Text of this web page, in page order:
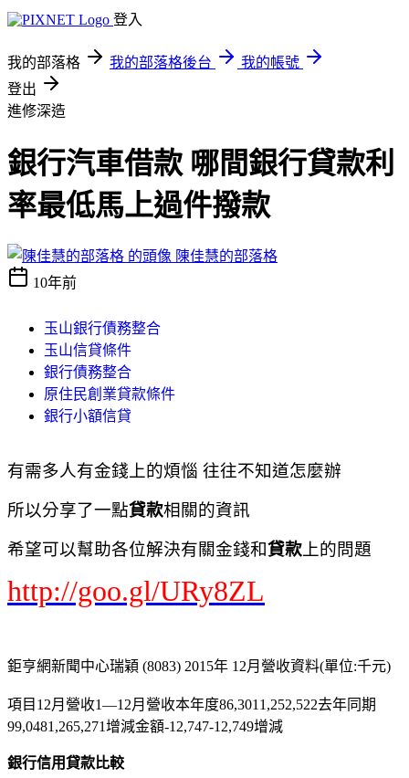
登入
我的部落格 我的部落格後台
我的帳號
登出
進修深造
銀行汽車借款 哪間銀行貸款利
率最低馬上過件撥款
陳佳慧的部落格
10年前
玉山銀行債務整合
玉山信貸條件
銀行債務整合
原住民創業貸款條件
銀行小額信貸
有需多人有金錢上的煩惱 往往不知道怎麼辦
所以分享了一點貸款相關的資訊
希望可以幫助各位解決有關金錢和貸款 上的問題
http://goo.gl/URy8ZL
鉅亨網新聞中心瑞穎 (8083) 2015年 12月營收資料(單位:千元)
項目12月營收1—12月營收本年度86,3011,252,522去年同期
99,0481,265,271增減金額-12,747-12,749增減
銀行信用貸款比較